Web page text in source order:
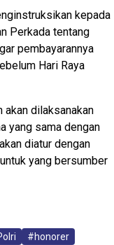
kepada
Perkada tentang
pembayarannya
Hari Raya
akan dilaksanakan
yang sama dengan
diatur dengan
yang bersumber
#honorer